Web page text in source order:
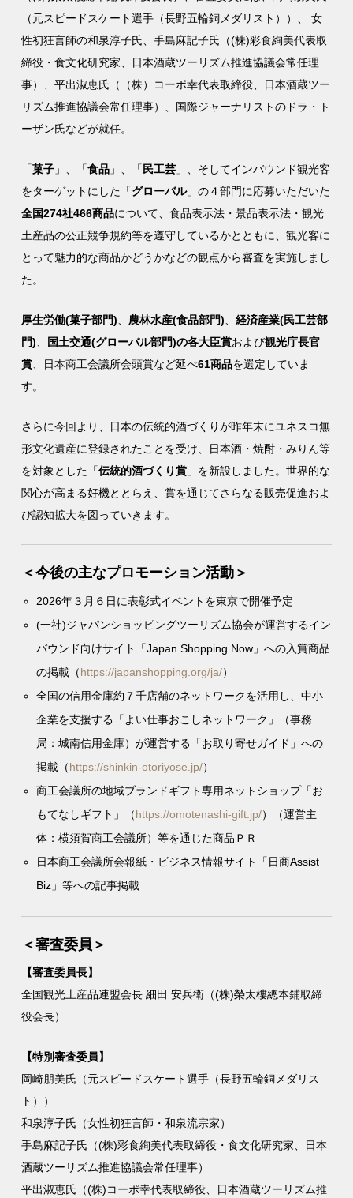
（元スピードスケート選手（長野五輪銅メダリスト））、 女
性初狂言師の和泉淳子氏、手島麻記子氏（(株)彩食絢美代表取
締役・食文化研究家、日本酒蔵ツーリズム推進協議会常任理
事）、平出淑恵氏（（株）コーポ幸代表取締役、日本酒蔵ツー
リズム推進協議会常任理事）、国際ジャーナリストのドラ・ト
ーザン氏などが就任。
「菓子 」、「食品 」、「 民工芸 」、そしてインバウンド観光客
をターゲットにした「グローバル」の４部門に応募いただいた
全国274社466商品について、食品表示法・景品表示法・観光
土産品の公正競争規約等を遵守しているかとともに、観光客に
とって魅力的な商品かどうかなどの観点から審査を実施しまし
た。
厚生労働(菓子部門) 農林水産(食品部門) 、経済産業(民工芸部
門)
国土交通(グローバル部門)の各大臣賞および観光庁長官
賞 、日本商工会議所会頭賞など延べ61商品を選定していま
す。
さらに今回より、日本の伝統的酒づくりが昨年末にユネスコ無
形文化遺産に登録されたことを受け、日本酒・焼酎・みりん等
を対象とした「伝統的酒づくり賞 」を新設しました。世界的な
関心が高まる好機ととらえ、賞を通じてさらなる販売促進およ
び認知拡大を図っていきます。
＜今後の主なプロモーション活動＞
2026年３月６日に表彰式イベントを東京で開催予定
(一社)ジャパンショッピングツーリズム協会が運営するイン
バウンド向けサイト「Japan Shopping Now」への入賞商品
の掲載（https://japanshopping.org/ja/）
全国の信用金庫約７千店舗のネットワークを活用し、中小
企業を支援する「よい仕事おこしネットワーク」（事務
局：城南信用金庫）が運営する「お取り寄せガイド」への
掲載（https://shinkin-otoriyose.jp/）
商工会議所の地域ブランドギフト専用ネットショップ「お
もてなしギフト」（https://omotenashi-gift.jp/）（運営主
体：横須賀商工会議所）等を通じた商品ＰＲ
日本商工会議所会報紙・ビジネス情報サイト「日商Assist
Biz」等への記事掲載
＜審査委員＞
【審査委員長】
全国観光土産品連盟会長 細田 安兵衛（(株)榮太樓總本鋪取締
役会長）
【特別審査委員】
岡崎朋美氏（元スピードスケート選手（長野五輪銅メダリス
ト））
和泉淳子氏（女性初狂言師・和泉流宗家）
手島麻記子氏（(株)彩食絢美代表取締役・食文化研究家、日本
酒蔵ツーリズム推進協議会常任理事）
平出淑恵氏（(株)コーポ幸代表取締役、日本酒蔵ツーリズム推